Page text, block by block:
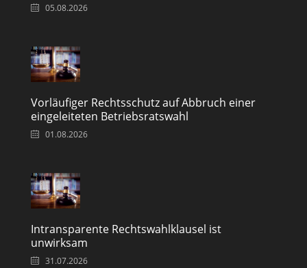
05.08.2026
Vorläufiger Rechtsschutz auf Abbruch einer
eingeleiteten Betriebsratswahl
01.08.2026
Intransparente Rechtswahlklausel ist
unwirksam
31.07.2026